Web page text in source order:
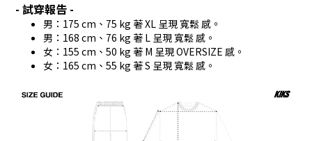
- 試穿報告 -
男：175 cm、75 kg 著 XL 呈現 寬鬆 感。
男：168 cm、76 kg 著 L 呈現 寬鬆 感。
女：155 cm、50 kg 著 M 呈現 OVERSIZE 感。
女：165 cm、55 kg 著 S 呈現 寬鬆 感。